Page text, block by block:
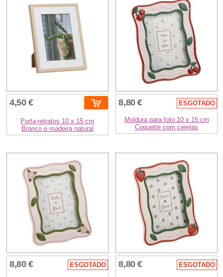
4,50 €
Porta-retratos 10 x 15 cm
Branco e madeira natural
8,80 € ESGOTADO
Moldura para foto 10 x 15 cm
Coquette com cerejas
8,80 € ESGOTADO 8,80 € ESGOTADO